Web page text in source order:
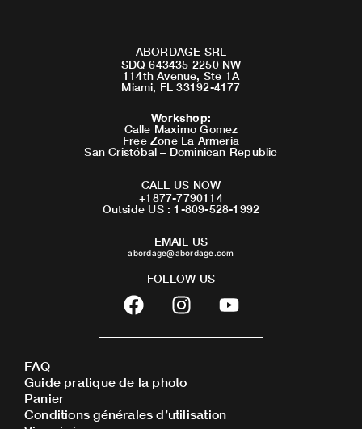
ABORDAGE SRL
SDQ 643435 2250 NW
114th Avenue, Ste 1A
Miami, FL 33192-4177
Workshop:
Calle Maximo Gomez
Free Zone La Armeria
San Cristóbal – Dominican Republic
CALL US NOW
+1877-7790114
Outside US : 1-809-528-1992
EMAIL US
abordage@abordage.com
FOLLOW US
F
a
c
b
o
o
I
n
s
a
g
r
Y
o
u
FAQ
Guide pratique de la photo
Panier
Conditions générales d’utilisation